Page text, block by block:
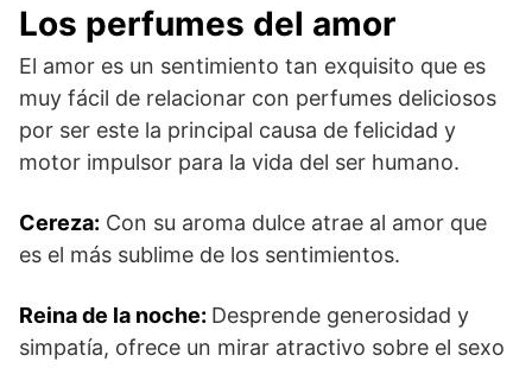
Los perfumes del amor
El amor es un sentimiento tan exquisito que es
muy fácil de relacionar con perfumes deliciosos
por ser este la principal causa de felicidad y
motor impulsor para la vida del ser humano.
Cereza: Con su aroma dulce atrae al amor que
es el más sublime de los sentimientos.
Reina de la noche: Desprende generosidad y
simpatía, ofrece un mirar atractivo sobre el sexo